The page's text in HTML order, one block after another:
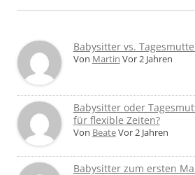
Babysitter vs.
Von Martin Vor 2 Jahren
Babysitter oder
für flexible Zeiten?
Von BeateVor 2 Jahren
Babysitter zum ersten